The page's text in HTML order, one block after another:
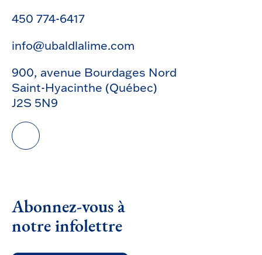
450 774-6417
info@ubaldlalime.com
900, avenue Bourdages Nord
Saint-Hyacinthe (Québec)
J2S 5N9
Abonnez-vous à
notre infolettre